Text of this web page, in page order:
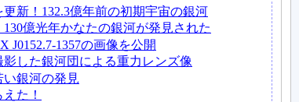
新！132.3億年前の初期宇宙の銀河
億光年かなたの銀河が発見された
J0152.7-1357の画像を公開
した銀河団による重力レンズ像
銀河の発見
た！